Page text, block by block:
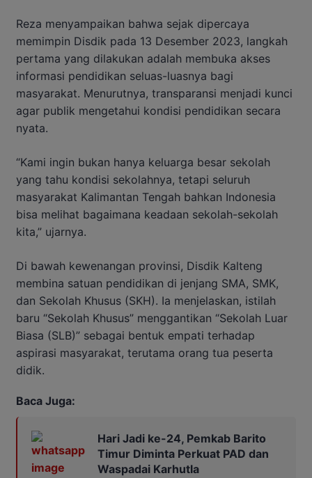
Reza menyampaikan bahwa sejak dipercaya
memimpin Disdik pada 13 Desember 2023, langkah
pertama yang dilakukan adalah membuka akses
informasi pendidikan seluas-luasnya bagi
masyarakat. Menurutnya, transparansi menjadi kunci
agar publik mengetahui kondisi pendidikan secara
nyata.
“Kami ingin bukan hanya keluarga besar sekolah
yang tahu kondisi sekolahnya, tetapi seluruh
masyarakat Kalimantan Tengah bahkan Indonesia
bisa melihat bagaimana keadaan sekolah-sekolah
kita,” ujarnya.
Di bawah kewenangan provinsi, Disdik Kalteng
membina satuan pendidikan di jenjang SMA, SMK,
dan Sekolah Khusus (SKH). Ia menjelaskan, istilah
baru “Sekolah Khusus” menggantikan “Sekolah Luar
Biasa (SLB)” sebagai bentuk empati terhadap
aspirasi masyarakat, terutama orang tua peserta
didik.
Baca Juga:
Hari Jadi ke-24, Pemkab Barito
Timur Diminta Perkuat PAD dan
Waspadai Karhutla